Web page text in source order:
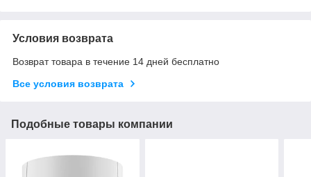
Условия возврата
Возврат товара в течение 14 дней бесплатно
Все условия возврата
Подобные товары компании